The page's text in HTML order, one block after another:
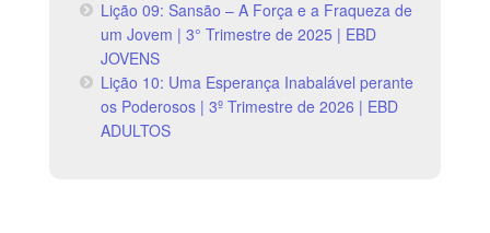
Lição 09: Sansão – A Força e a Fraqueza de
um Jovem | 3° Trimestre de 2025 | EBD
JOVENS
Lição 10: Uma Esperança Inabalável perante
os Poderosos | 3º Trimestre de 2026 | EBD
ADULTOS